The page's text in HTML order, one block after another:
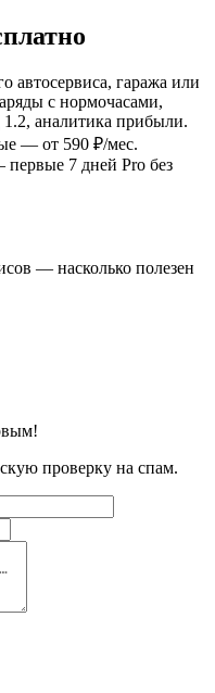
гаража или
с нормочасами,
аналитика прибыли.
— от 590 ₽/мес.
7 дней Pro без
— насколько полезен
проверку на спам.